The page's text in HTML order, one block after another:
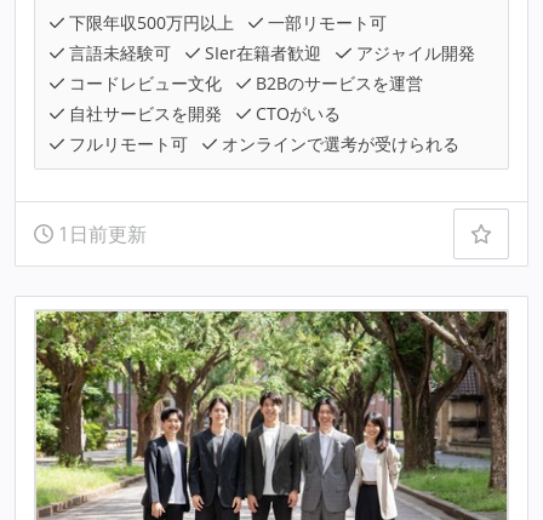
下限年収500万円以上
一部リモート可
言語未経験可
SIer在籍者歓迎
アジャイル開発
コードレビュー文化
B2Bのサービスを運営
自社サービスを開発
CTOがいる
フルリモート可
オンラインで選考が受けられる
1日前更新